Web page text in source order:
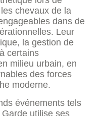
chevaux de la
dans de
Leur
la gestion de
certains
milieu urbain, en
des forces
moderne.
événements tels
utilise ses